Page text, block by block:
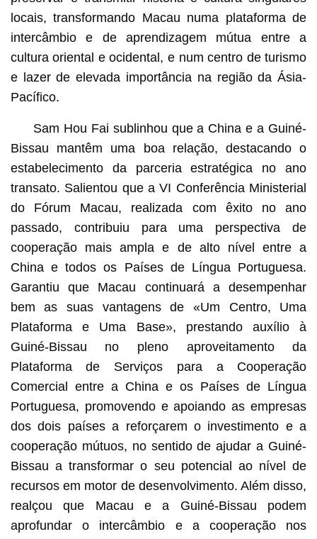
locais, transformando Macau numa plataforma de
intercâmbio e de aprendizagem mútua entre a
cultura oriental e ocidental, e num centro de turismo
e lazer de elevada importância na região da Ásia-
Pacífico.
Sam Hou Fai sublinhou que a China e a Guiné-
Bissau mantêm uma boa relação, destacando o
estabelecimento da parceria estratégica no ano
transato. Salientou que a VI Conferência Ministerial
do Fórum Macau, realizada com êxito no ano
passado, contribuiu para uma perspectiva de
cooperação mais ampla e de alto nível entre a
China e todos os Países de Língua Portuguesa.
Garantiu que Macau continuará a desempenhar
bem as suas vantagens de «Um Centro, Uma
Plataforma e Uma Base», prestando auxílio à
Guiné-Bissau no pleno aproveitamento da
Plataforma de Serviços para a Cooperação
Comercial entre a China e os Países de Língua
Portuguesa, promovendo e apoiando as empresas
dos dois países a reforçarem o investimento e a
cooperação mútuos, no sentido de ajudar a Guiné-
Bissau a transformar o seu potencial ao nível de
recursos em motor de desenvolvimento. Além disso,
realçou que Macau e a Guiné-Bissau podem
aprofundar o intercâmbio e a cooperação nos